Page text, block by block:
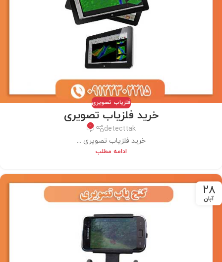
فلزیاب تصویری
خرید فلزیاب تصویری
detecttak
0
خرید فلزیاب تصویری ...
ادامه مطلب
28
آبان